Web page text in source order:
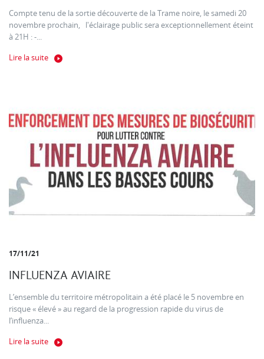
Compte tenu de la sortie découverte de la Trame noire, le samedi 20
novembre prochain, l'éclairage public sera exceptionnellement éteint
à 21H : -...
Lire la suite
17/11/21
INFLUENZA AVIAIRE
L’ensemble du territoire métropolitain a été placé le 5 novembre en
risque « élevé » au regard de la progression rapide du virus de
l’influenza...
Lire la suite